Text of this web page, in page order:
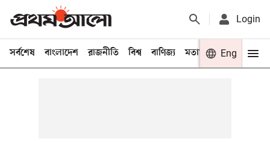
Login
সর্বশেষ বাংলাদেশ রাজনীতি বিশ্ব বাণিজ্য মতামত খেলা
Eng